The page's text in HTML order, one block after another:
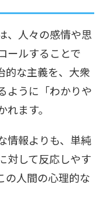
、人々の感情や思
ールすることで
的な主義を、大衆
ように「わかりや
ます。
情報よりも、単純
対して反応しやす
の人間の心理的な